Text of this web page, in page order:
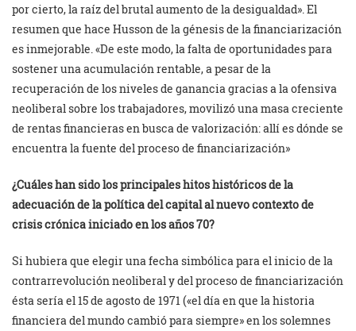
por cierto, la raíz del brutal aumento de la desigualdad». El
resumen que hace Husson de la génesis de la financiarización
es inmejorable. «De este modo, la falta de oportunidades para
sostener una acumulación rentable, a pesar de la
recuperación de los niveles de ganancia gracias a la ofensiva
neoliberal sobre los trabajadores, movilizó una masa creciente
de rentas financieras en busca de valorización: allí es dónde se
encuentra la fuente del proceso de financiarización»
¿Cuáles han sido los principales hitos históricos de la
adecuación de la política del capital al nuevo contexto de
crisis crónica iniciado en los años 70?
Si hubiera que elegir una fecha simbólica para el inicio de la
contrarrevolución neoliberal y del proceso de financiarización
ésta sería el 15 de agosto de 1971 («el día en que la historia
financiera del mundo cambió para siempre» en los solemnes